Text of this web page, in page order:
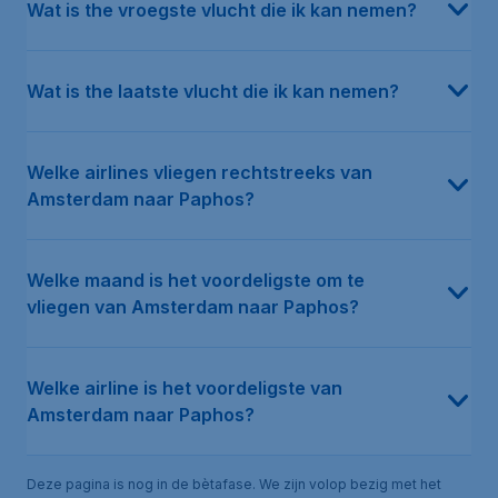
Wat is the vroegste vlucht die ik kan nemen?
Wat is the laatste vlucht die ik kan nemen?
Welke airlines vliegen rechtstreeks van
Amsterdam naar Paphos?
Welke maand is het voordeligste om te
vliegen van Amsterdam naar Paphos?
Welke airline is het voordeligste van
Amsterdam naar Paphos?
Deze pagina is nog in de bètafase. We zijn volop bezig met het